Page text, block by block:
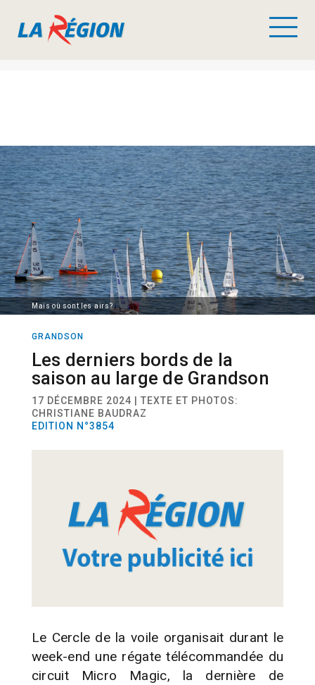
Mais où sont les airs?
GRANDSON
Les derniers bords de la
saison au large de Grandson
17 DÉCEMBRE 2024 | TEXTE ET PHOTOS:
CHRISTIANE BAUDRAZ
EDITION N°3854
Le Cercle de la voile organisait durant le
week-end une régate télécommandée du
circuit Micro Magic, la dernière de